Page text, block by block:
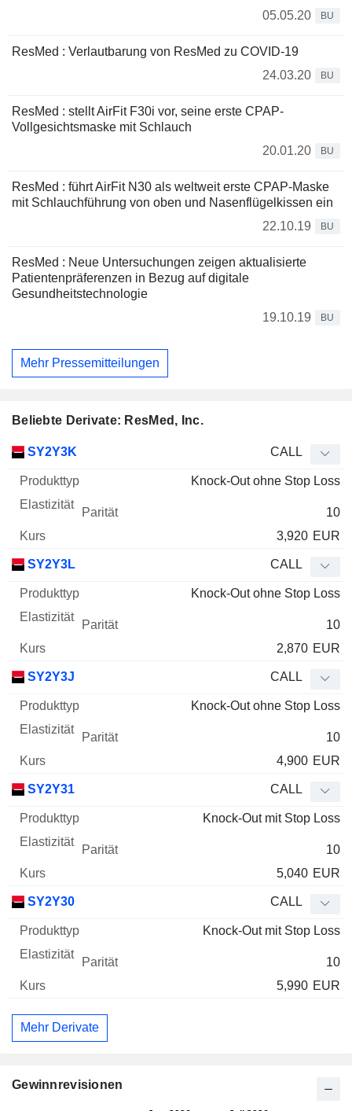
05.05.20
BU
ResMed : Verlautbarung von ResMed zu COVID-19
24.03.20
BU
ResMed : stellt AirFit F30i vor, seine erste CPAP-
Vollgesichtsmaske mit Schlauch
20.01.20
BU
ResMed : führt AirFit N30 als weltweit erste CPAP-Maske
mit Schlauchführung von oben und Nasenflügelkissen ein
22.10.19
BU
ResMed : Neue Untersuchungen zeigen aktualisierte
Patientenpräferenzen in Bezug auf digitale
Gesundheitstechnologie
19.10.19
BU
Mehr Pressemitteilungen
Beliebte Derivate: ResMed, Inc.
WKN Typ Kurs
SY2Y3K CALL
Knock-Out ohne Stop Loss
10
3,920 EUR
SY2Y3L CALL
Knock-Out ohne Stop Loss
10
2,870 EUR
SY2Y3J CALL
Knock-Out ohne Stop Loss
10
4,900 EUR
SY2Y31 CALL
Knock-Out mit Stop Loss
10
5,040 EUR
SY2Y30 CALL
Knock-Out mit Stop Loss
10
5,990 EUR
Mehr Derivate
Gewinnrevisionen